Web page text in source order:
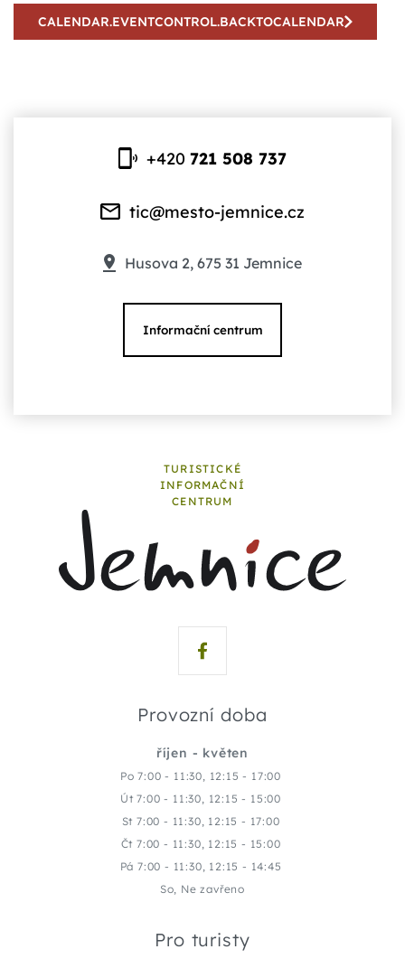
CALENDAR.EVENTCONTROL.BACKTOCALENDAR
+420721 508 737
tic@mesto-jemnice.cz
Husova 2, 675 31 Jemnice
Informační centrum
TURISTICKÉ
INFORMAČNÍ
CENTRUM
Provozní doba
říjen - květen
Po 7:00 - 11:30, 12:15 - 17:00
Út 7:00 - 11:30, 12:15 - 15:00
St 7:00 - 11:30, 12:15 - 17:00
Čt 7:00 - 11:30, 12:15 - 15:00
Pá 7:00 - 11:30, 12:15 - 14:45
So, Ne zavřeno
Pro turisty